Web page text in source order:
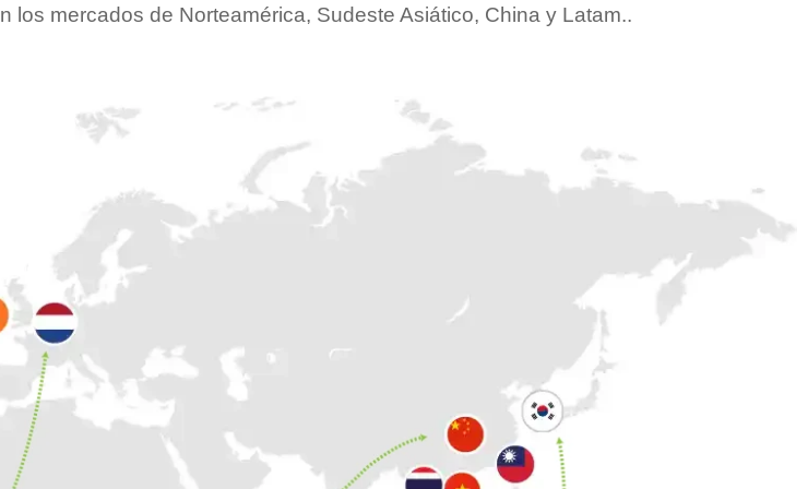
los mercados de Norteamérica, Sudeste Asiático, China y Latam..